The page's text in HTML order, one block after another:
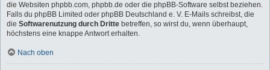
die Websiten phpbb.com, phpbb.de oder die phpBB-Software selbst beziehen.
Falls du phpBB Limited oder phpBB Deutschland e. V. E-Mails schreibst, die
die Softwarenutzung durch Dritte betreffen, so wirst du, wenn überhaupt,
höchstens eine knappe Antwort erhalten.
Nach oben